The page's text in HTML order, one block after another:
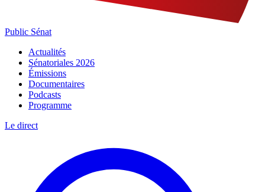
Public Sénat
Actualités
Sénatoriales 2026
Émissions
Documentaires
Podcasts
Programme
Le direct